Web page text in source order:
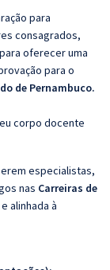
para
consagrados,
para oferecer uma
para o
de Pernambuco.
corpo docente
especialistas,
nas Carreiras de
alinhada à